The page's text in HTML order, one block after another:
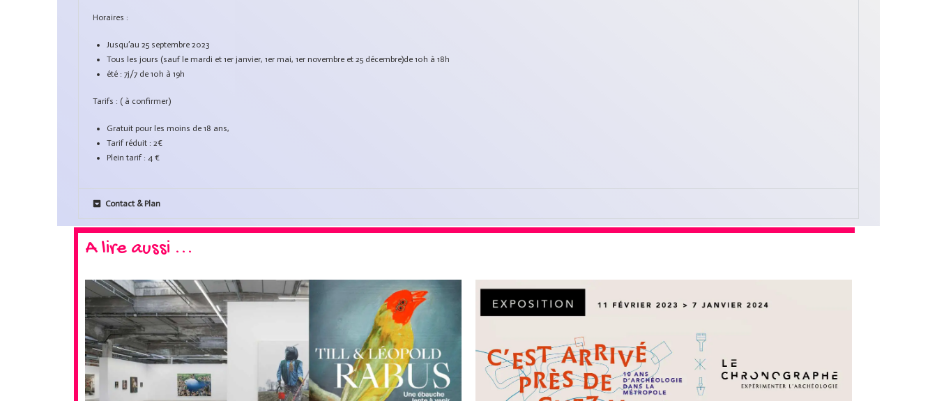
Horaires :
Jusqu’au 25 septembre 2023
Tous les jours (sauf le mardi et 1er janvier, 1er mai, 1er novembre et 25 décembre)de 10h à 18h
été : 7j/7 de 10h à 19h
Tarifs : ( à confirmer)
Gratuit pour les moins de 18 ans,
Tarif réduit : 2€
Plein tarif : 4 €
Contact & Plan
A lire aussi ...